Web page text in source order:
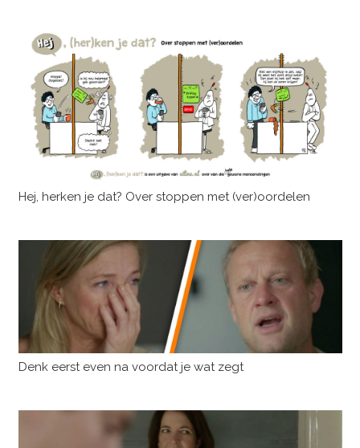
Hej, herken je dat? Over stoppen met (ver)oordelen
Denk eerst even na voordat je wat zegt